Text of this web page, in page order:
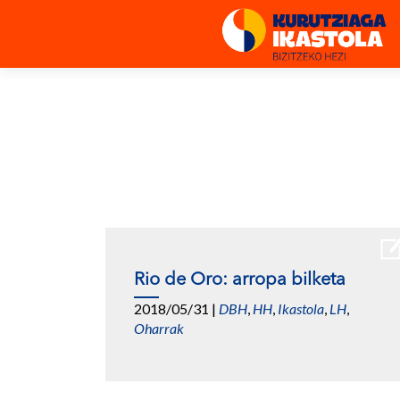
Rio de Oro: arropa bilketa
2018/05/31 | DBH, HH, Ikastola, LH,
Oharrak